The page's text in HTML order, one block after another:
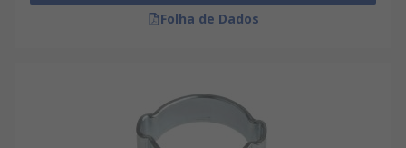
Folha de Dados